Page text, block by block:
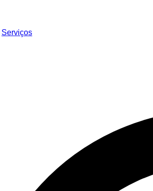
Serviços